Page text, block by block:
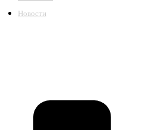
Новости